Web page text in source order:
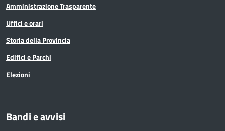
Amministrazione Trasparente
Uffici e orari
Storia della Provincia
Edifici e Parchi
Elezioni
Bandi e avvisi